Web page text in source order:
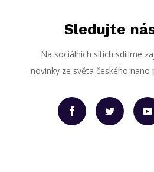
Sledujte
Na sociálních sítích sdílíme
novinky ze světa českého nano